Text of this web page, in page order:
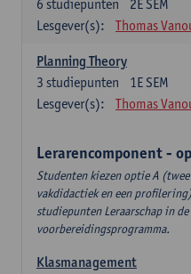
2E SEM
6 studiepunten
Lesgever(s):
Thomas
Planning Theory
1E SEM
3 studiepunten
Lesgever(s):
Thomas
Lerarencomponent -
Studenten kiezen optie A
vakdidactiek en een
studiepunten Leraarschap in
voorbereidingsprogramma.
Klasmanagement